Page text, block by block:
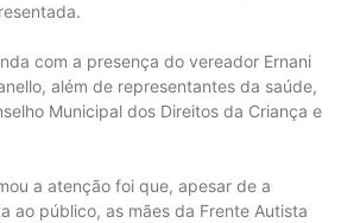
com a presença do vereador Ernani
além de representantes da saúde,
Municipal dos Direitos da Criança e
a atenção foi que, apesar de a
ao público, as mães da Frente Autista